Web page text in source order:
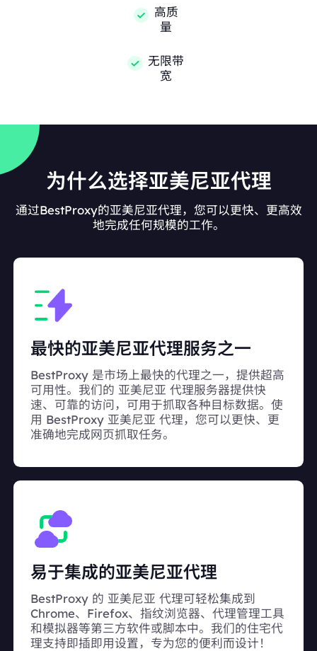
高质
量
无限带
宽
为什么选择亚美尼亚代理
通过BestProxy的亚美尼亚代理，您可以更快、更高效
地完成任何规模的工作。
最快的亚美尼亚代理服务之一
BestProxy 是市场上最快的代理之一，提供超高
可用性。我们的 亚美尼亚 代理服务器提供快
速、可靠的访问，可用于抓取各种目标数据。使
用 BestProxy 亚美尼亚 代理，您可以更快、更
准确地完成网页抓取任务。
易于集成的亚美尼亚代理
BestProxy 的 亚美尼亚 代理可轻松集成到
Chrome、Firefox、指纹浏览器、代理管理工具
和模拟器等第三方软件或脚本中。我们的住宅代
理支持即插即用设置，专为您的便利而设计！